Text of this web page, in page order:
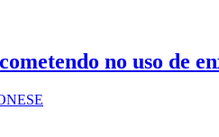
no uso de